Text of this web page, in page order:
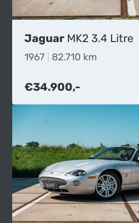
Jaguar MK2 3.4 Litre
1967 82.710 km
€34.900,-